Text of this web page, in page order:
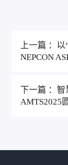
上一篇 ：
NEPCON
下一篇 ：
AMTS2025